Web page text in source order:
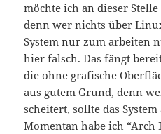
möchte ich an dieser
denn wer nichts über
System nur zum arbeiten
hier falsch. Das fängt
die ohne grafische
aus gutem Grund, denn
scheitert, sollte das
Momentan habe ich